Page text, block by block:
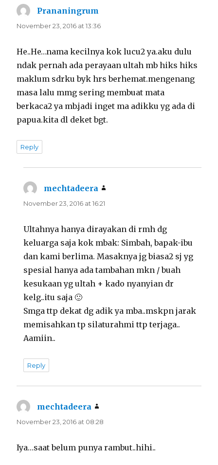
Prananingrum
November 23, 2016 at 13:36
He..He…nama kecilnya kok lucu2 ya.aku dulu
ndak pernah ada perayaan ultah mb hiks hiks
maklum sdrku byk hrs berhemat.mengenang
masa lalu mmg sering membuat mata
berkaca2 ya mb.jadi inget ma adikku yg ada di
papua.kita dl deket bgt.
Reply
mechtadeera
November 23, 2016 at 16:21
Ultahnya hanya dirayakan di rmh dg
keluarga saja kok mbak: Simbah, bapak-ibu
dan kami berlima. Masaknya jg biasa2 sj yg
spesial hanya ada tambahan mkn / buah
kesukaan yg ultah + kado nyanyian dr
kelg..itu saja 🙂
Smga ttp dekat dg adik ya mba..mskpn jarak
memisahkan tp silaturahmi ttp terjaga..
Aamiin..
Reply
mechtadeera
November 23, 2016 at 08:28
Iya…saat belum punya rambut..hihi..